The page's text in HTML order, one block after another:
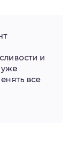
и
уже
все